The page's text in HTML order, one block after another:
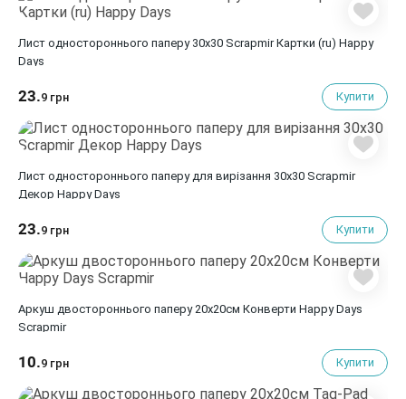
Лист одностороннього паперу 30x30 Scrapmir Картки (ru) Happy
Days
23.9 грн Купити
Лист одностороннього паперу для вирізання 30x30 Scrapmir
Декор Happy Days
23.9 грн Купити
Аркуш двостороннього паперу 20х20см Конверти Happy Days
Scrapmir
10.9 грн Купити